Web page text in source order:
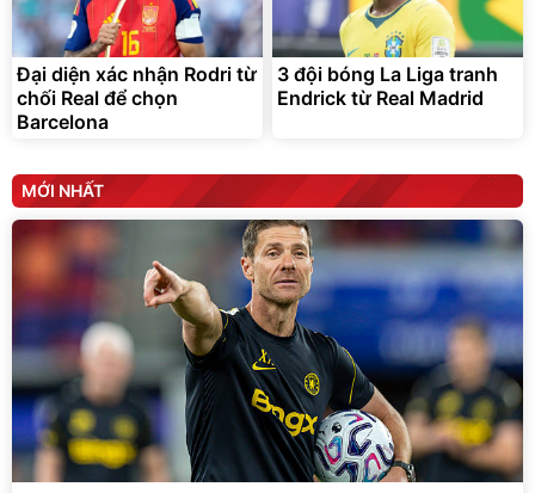
Đại diện xác nhận Rodri từ
chối Real để chọn
Barcelona
3 đội bóng La Liga tranh
Endrick từ Real Madrid
MỚI NHẤT